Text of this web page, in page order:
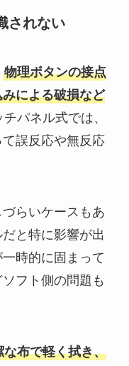
されない
物理ボタンの接点
による破損など
チパネル式では、
誤反応や無反応
らいケースもあ
と特に影響が出
時的に固まって
フト側の問題も
布で軽く拭き、